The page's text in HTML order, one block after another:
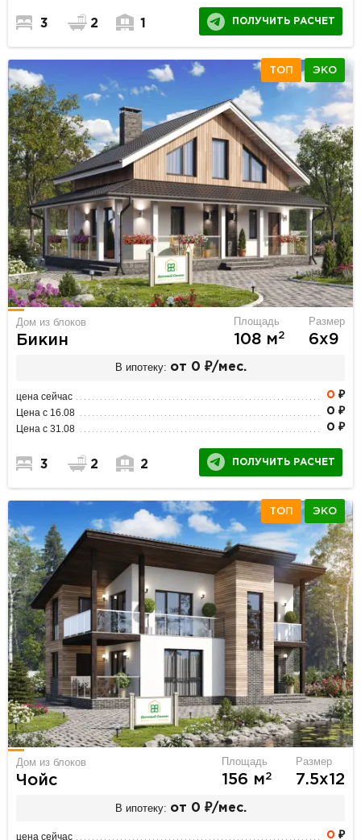
3 2 1 ПОЛУЧИТЬ РАСЧЕТ
ТОП ЭКО
Дом из блоков
Бикин
Площадь
108 м2
Размер
6х9
В ипотеку: от 0 ₽/мес.
цена сейчас 0 ₽
Цена с 16.08 0 ₽
Цена с 31.08 0 ₽
3 2 2 ПОЛУЧИТЬ РАСЧЕТ
ТОП ЭКО
Дом из блоков
Чойс
Площадь
156 м2
Размер
7.5х12
В ипотеку: от 0 ₽/мес.
цена сейчас 0 ₽